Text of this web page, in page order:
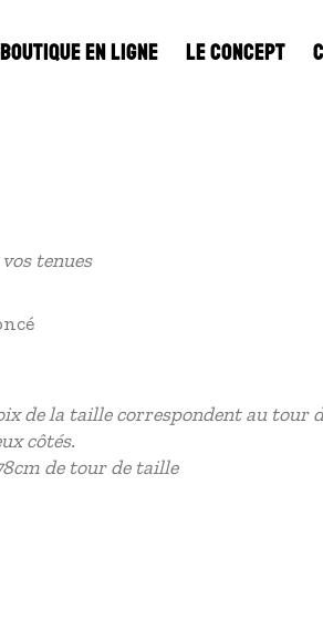
BOUTIQUE EN LIGNE LE CONCEPT
tenues
de la taille correspondent au tour
côtés.
de tour de taille